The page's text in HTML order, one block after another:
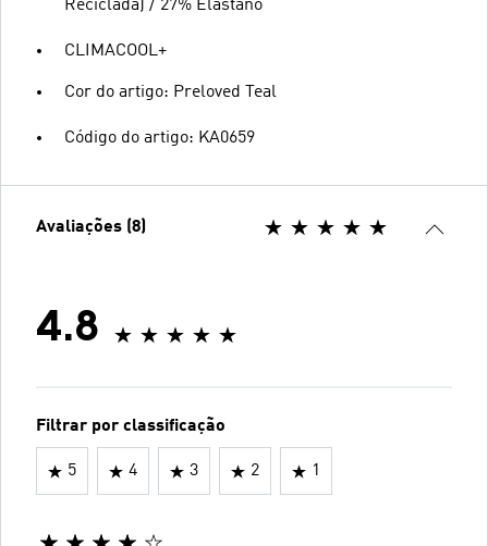
Reciclada) / 27% Elastano
CLIMACOOL+
Cor do artigo: Preloved Teal
Código do artigo: KA0659
Avaliações (8)
4.8
Filtrar por classificação
5 4 3 2 1